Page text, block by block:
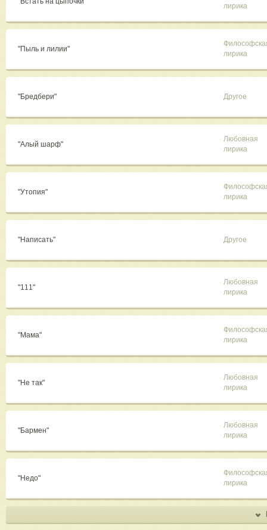
лирика
"Пыль и лилии"
лирика
"Бредбери" Другое
"Алый шарф"
Любовная
лирика
"Утопия"
лирика
"Написать" Другое
"111"
Любовная
лирика
"Мама"
лирика
"Не так"
Любовная
лирика
"Бармен"
Любовная
лирика
"Недо"
лирика